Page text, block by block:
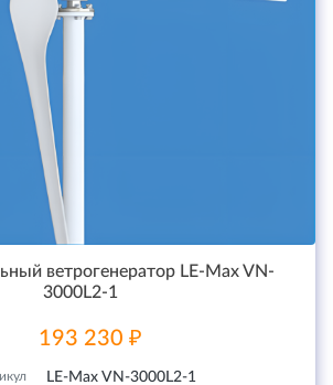
ветрогенератор LE-Max VN-
3000L2-1
193 230 ₽
LE-Max VN-3000L2-1